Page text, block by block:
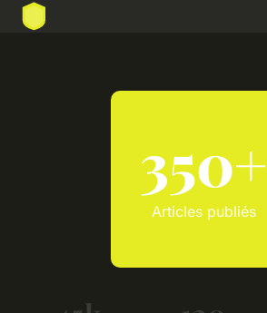
350+
Articles publiés